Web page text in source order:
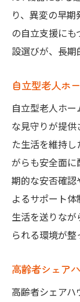
り、異変の早
の自立支援に
設選びが、長期
自立型老人ホ
自立型老人ホ
な見守りが提
た生活を維持
がらも安全面に
期的な安否確
よるサポート
生活を送りな
られる環境が整
高齢者シェア
高齢者シェア